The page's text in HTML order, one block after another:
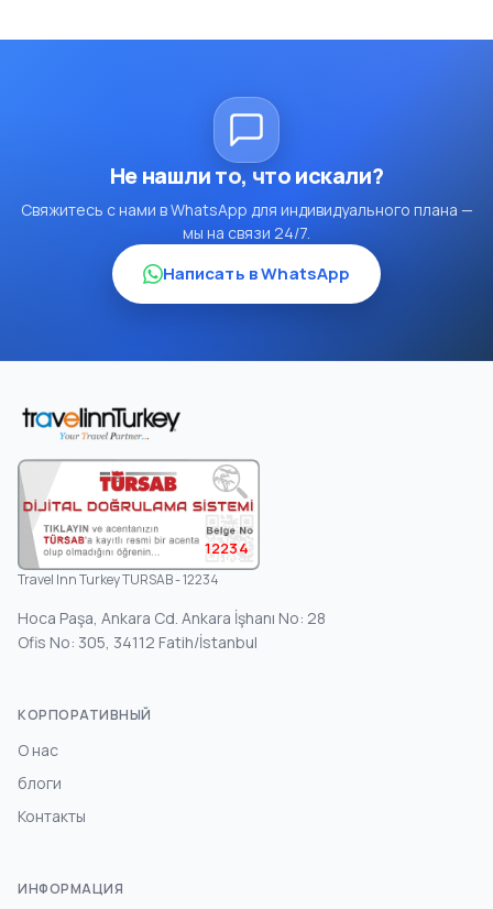
Не нашли то, что искали?
Свяжитесь с нами в WhatsApp для индивидуального плана —
мы на связи 24/7.
Написать в WhatsApp
12234
Travel Inn Turkey TURSAB - 12234
Hoca Paşa, Ankara Cd. Ankara İşhanı No: 28
Ofis No: 305, 34112 Fatih/İstanbul
КОРПОРАТИВНЫЙ
О нас
блоги
Контакты
ИНФОРМАЦИЯ